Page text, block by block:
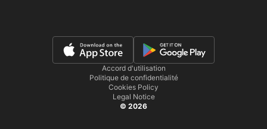
Accord d'utilisation
Politique de confidentialité
Cookies Policy
Legal Notice
© 2026